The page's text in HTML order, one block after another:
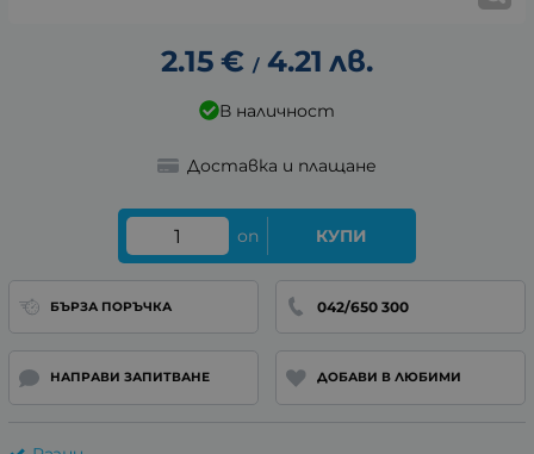
2.15 € / 4.21 лв.
В наличност
Доставка и плащане
оп КУПИ
БЪРЗА ПОРЪЧКА 042/650 300
НАПРАВИ ЗАПИТВАНЕ ДОБАВИ В ЛЮБИМИ